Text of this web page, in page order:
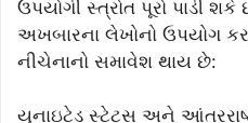
ઉપયોગી સ્ત્રોત પૂરો પાડી શકે
અખબારના લેખોનો ઉપયોગ
નીચેનાનો સમાવેશ થાય છે:
યુનાઇટેડ સ્ટેટ્સ અને